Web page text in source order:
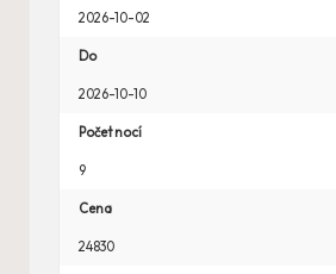
2026-10-02
Do
2026-10-10
Počet nocí
9
Cena
24830